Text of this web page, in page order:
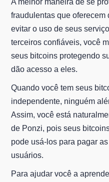
A melhor maneira de se
fraudulentas que
evitar o uso de seus
terceiros confiáveis, você
seus bitcoins protegendo
dão acesso a eles.
Quando você tem seus
independente, ninguém
Assim, você está
de Ponzi, pois seus
pode usá-los para pagar
usuários.
Para ajudar você a